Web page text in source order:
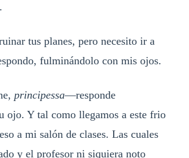
tus planes, pero necesito ir a
fulminándolo con mis ojos.
principessa—responde
ojo. Y tal como llegamos a este frio
a mi salón de clases. Las cuales
y el profesor ni siquiera noto